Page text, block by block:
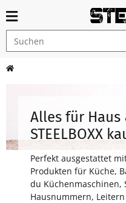
Alles für
STEELBOXX
Perfekt ausgestattet
Produkten für Küche,
du Küchenmaschinen,
Hausnummern,